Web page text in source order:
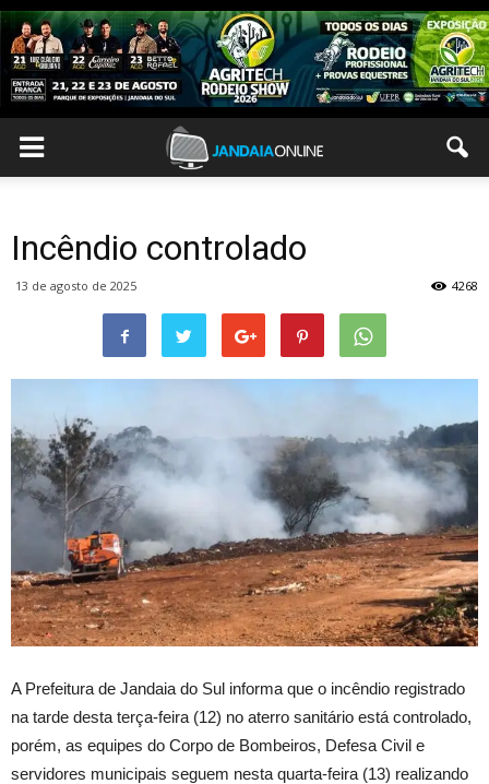
Incêndio controlado
13 de agosto de 2025 4268
A Prefeitura de Jandaia do Sul informa que o incêndio registrado
na tarde desta terça-feira (12) no aterro sanitário está controlado,
porém, as equipes do Corpo de Bombeiros, Defesa Civil e
servidores municipais seguem nesta quarta-feira (13) realizando